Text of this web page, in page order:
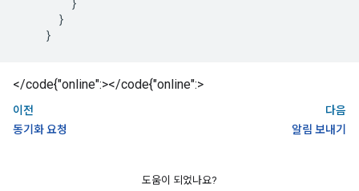
      }
    }
</code{"online":></code{"online":>
이전
동기화 요청
다음
알림 보내기
도움이 되었나요?